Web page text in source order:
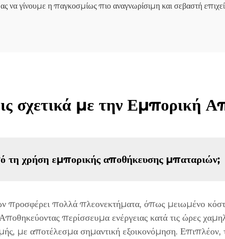
να γίνουμε η παγκοσμίως πιο αναγνωρίσιμη και σεβαστή
σχετικά με την Εμπορική
τη χρήση εμπορικής αποθήκευσης μπαταριών;
πολλά πλεονεκτήματα, όπως μειωμένο
περίσσευμα ενέργειας κατά τις ώρες
με αποτέλεσμα σημαντική εξοικονόμηση.